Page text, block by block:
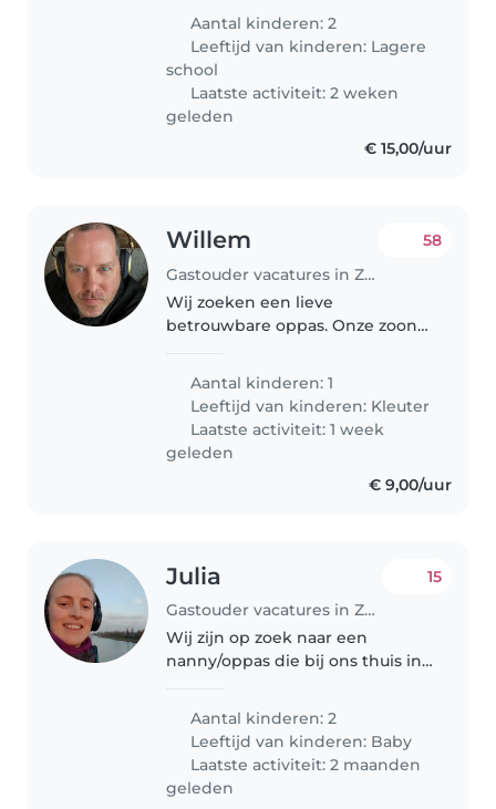
en twaalf jaar. We zoeken een
betrouwbare babysitter of oppas
die hen kan ontvangen in huis.
Iemand die met..
Aantal kinderen: 2
Leeftijd van kinderen: Lagere
school
Laatste activiteit: 2 weken
geleden
€ 15,00/uur
Willem
Gastouder vacatures in Zoetermeer
58
Wij zoeken een lieve
betrouwbare oppas. Onze zoon
aandacht en houd ervan als je
met ham een puzzel maakt, in
de..
Aantal kinderen: 1
Leeftijd van kinderen: Kleuter
Laatste activiteit: 1 week
geleden
€ 9,00/uur
Julia
Gastouder vacatures in Zoetermeer
15
Wij zijn op zoek naar een
nanny/oppas die bij ons thuis in
komen voor 2 kindjes
(December 2023 en Juni 2025)
en een leuke poes regelmatig
Aantal kinderen: 2
Leeftijd van kinderen: Baby
Laatste activiteit: 2 maanden
geleden